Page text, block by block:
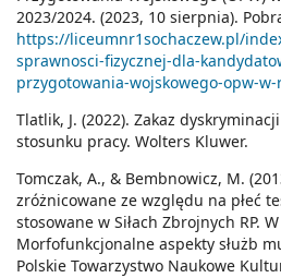
2023/2024. (2023, 10 sierpnia).
https://liceumnr1sochaczew.pl/
sprawnosci-fizycznej-dla-
przygotowania-wojskowego-opw-
Tlatlik, J. (2022). Zakaz
stosunku pracy. Wolters Kluwer.
Tomczak, A., & Bembnowicz, M.
zróżnicowane ze względu na płeć
stosowane w Siłach Zbrojnych RP.
Morfofunkcjonalne aspekty służb
Polskie Towarzystwo Naukowe